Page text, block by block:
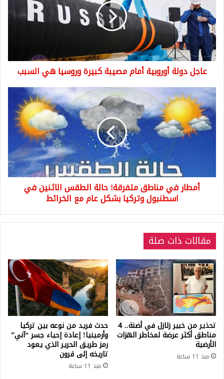
د
و
ل
ة
أ
و
ب
ي
م
ة
ي
ر
ة
و
و
س
ي
ا
ه
ي
عاجل دولة أوروبية أمام مصيبة كبيرة وروسيا هي السبب
أ
م
ط
ن
م
ر
ق
ة
ح
ا
ل
ة
ا
ل
ط
أمطار في مناطق متفرقة! حالة الطقس الاثنين في
اسطنبول وتركيا بشكل عام مع الخرائط
مقالات ذات صلة
تحذير من خبير زلازل في أضنة.. 4
مناطق أكثر عرضة لمخاطر الهزات
الأرضية
منذ 11 ساعة
حدث فريد من نوعه بين تركيا
وأرمينيا! إعادة إحياء جسر “آني”
رمز طريق الحرير الذي يعود
تاريخه إلى قرون
منذ 11 ساعة